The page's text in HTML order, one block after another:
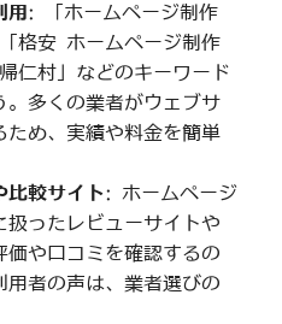
用 : 「ホームページ制作
格安 ホームページ制作
仁村」などのキーワード
。多くの業者がウェブサ
ため、実績や料金を簡単
比較サイト: ホームページ
扱ったレビューサイトや
価や口コミを確認するの
用者の声は、業者選びの